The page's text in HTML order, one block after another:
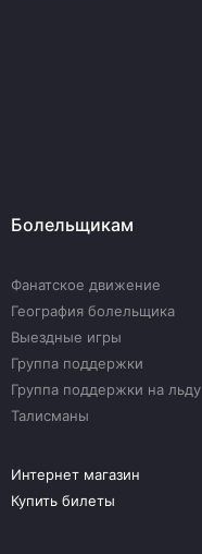
Болельщикам
Фанатское движение
География болельщика
Выездные игры
Группа поддержки
Группа поддержки на льду
Талисманы
Интернет магазин
Купить билеты